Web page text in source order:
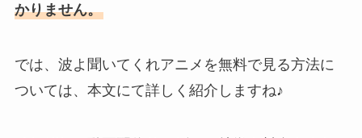
かりません。
では、波よ聞いてくれアニメを無料で見る方法に
ついては、本文にて詳しく紹介しますね♪